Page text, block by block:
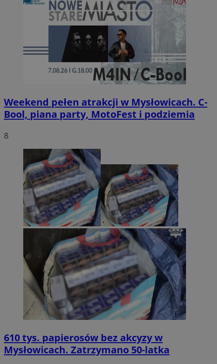
Weekend pełen atrakcji w Mysłowicach. C-
Bool, piana party, MotoFest i podziemia
8
610 tys. papierosów bez akcyzy w
Mysłowicach. Zatrzymano 50-latka